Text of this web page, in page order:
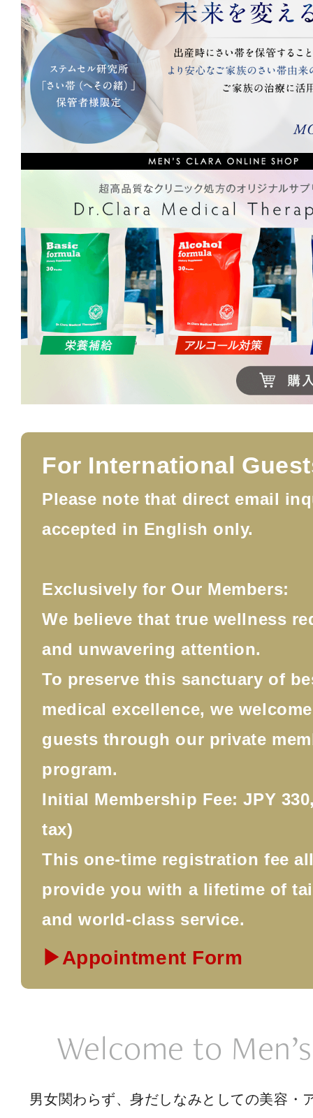
For International
Please note that direct email
accepted in English only.
Exclusively for Our Members:
We believe that true wellness
and unwavering attention.
To preserve this sanctuary of
medical excellence, we
guests through our private
program.
Initial Membership Fee: JPY
tax)
This one-time registration fee
provide you with a lifetime of
and world-class service.
▶Appointment Form
Welcome to
男女関わらず、身だしなみとしての美容・